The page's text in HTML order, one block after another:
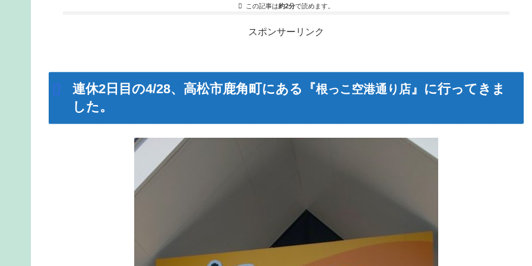
この記事は約2分で読めます。
スポンサーリンク
連休2日目の4/28、高松市鹿角町にある『根っこ空港通り店』に行ってきま
した。